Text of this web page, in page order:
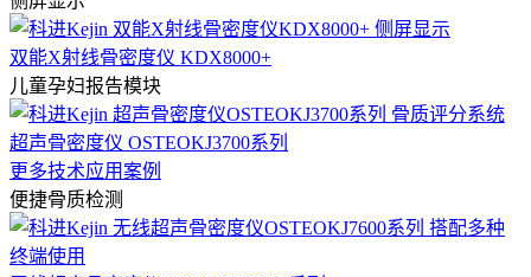
双能X射线骨密度仪 KDX8000+
儿童孕妇报告模块
超声骨密度仪 OSTEOKJ3700系列
更多技术应用案例
便捷骨质检测